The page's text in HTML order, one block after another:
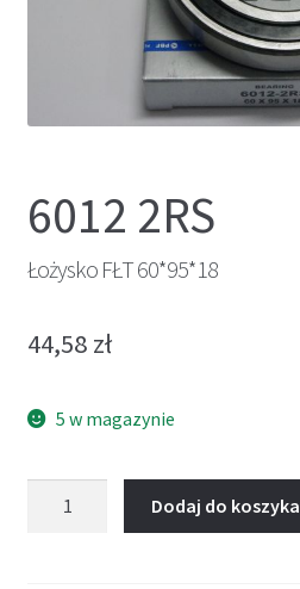
6012 2RS
Łożysko FŁT 60*95*18
44,58 zł
5 w magazynie
Dodaj do koszyka